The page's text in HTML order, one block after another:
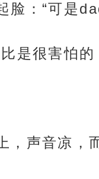
脸：“可是
是很害怕的
声音凉，